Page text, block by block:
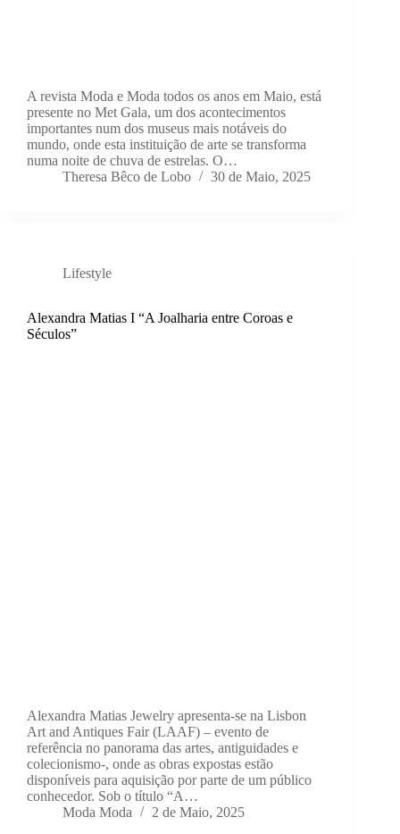
A revista Moda e Moda todos os anos em Maio, está
presente no Met Gala, um dos acontecimentos
importantes num dos museus mais notáveis do
mundo, onde esta instituição de arte se transforma
numa noite de chuva de estrelas. O…
Theresa Bêco de Lobo
30 de Maio, 2025
Lifestyle
Alexandra Matias I “A Joalharia entre Coroas e
Séculos”
Alexandra Matias Jewelry apresenta-se na Lisbon
Art and Antiques Fair (LAAF) – evento de
referência no panorama das artes, antiguidades e
colecionismo-, onde as obras expostas estão
disponíveis para aquisição por parte de um público
conhecedor. Sob o título “A…
Moda Moda
2 de Maio, 2025